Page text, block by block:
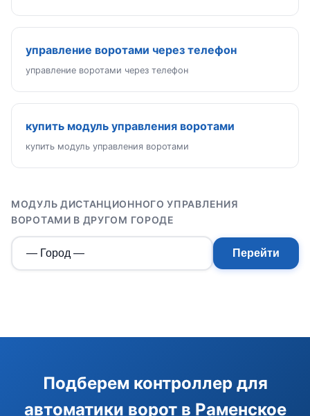
управление воротами через телефон
управление воротами через телефон
купить модуль управления воротами
купить модуль управления воротами
МОДУЛЬ ДИСТАНЦИОННОГО УПРАВЛЕНИЯ
ВОРОТАМИ В ДРУГОМ ГОРОДЕ
Перейти
Подберем контроллер для
автоматики ворот в Раменское
модуль управления или готовый комплект.
Подобрать сигнализацию